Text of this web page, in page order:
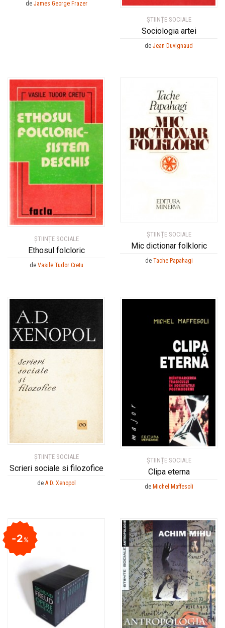
de James George Frazer
ȘTIINȚE SOCIALE
Sociologia artei
de Jean Duvignaud
ȘTIINȚE SOCIALE
Ethosul folcloric
de Vasile Tudor Cretu
ȘTIINȚE SOCIALE
Mic dictionar folkloric
de Tache Papahagi
ȘTIINȚE SOCIALE
Scrieri sociale si filozofice
de A.D. Xenopol
ȘTIINȚE SOCIALE
Clipa eterna
de Michel Maffesoli
2%